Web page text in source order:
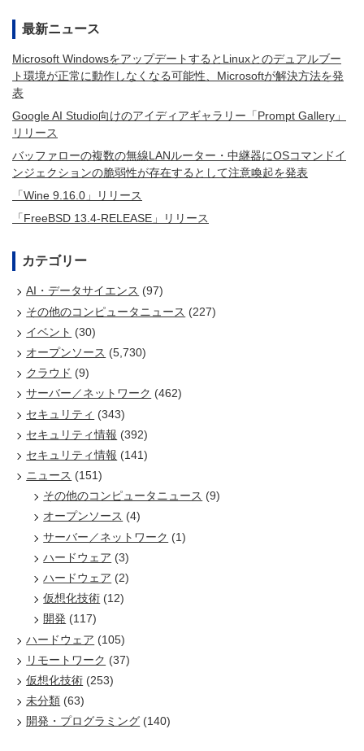
最新ニュース
Microsoft WindowsをアップデートするとLinuxとのデュアルブー
ト環境が正常に動作しなくなる可能性、Microsoftが解決方法を発
表
Google AI Studio向けのアイディアギャラリー「Prompt Gallery」
リリース
バッファローの複数の無線LANルーター・中継器にOSコマンドイ
ンジェクションの脆弱性が存在するとして注意喚起を発表
「Wine 9.16.0」リリース
「FreeBSD 13.4-RELEASE」リリース
カテゴリー
AI・データサイエンス (97)
その他のコンピュータニュース (227)
イベント (30)
オープンソース (5,730)
クラウド (9)
サーバー／ネットワーク (462)
セキュリティ (343)
セキュリティ情報 (392)
セキュリティ情報 (141)
ニュース (151)
その他のコンピュータニュース (9)
オープンソース (4)
サーバー／ネットワーク (1)
ハードウェア (3)
ハードウェア (2)
仮想化技術 (12)
開発 (117)
ハードウェア (105)
リモートワーク (37)
仮想化技術 (253)
未分類 (63)
開発・プログラミング (140)